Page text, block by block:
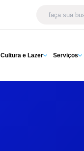
Cultura e Lazer Serviços